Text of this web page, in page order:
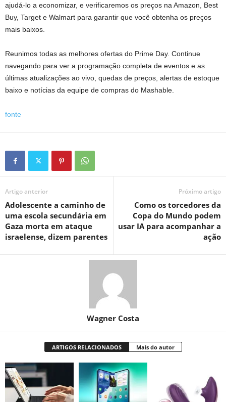
ajudá-lo a economizar, e verificaremos os preços na Amazon, Best
Buy, Target e Walmart para garantir que você obtenha os preços
mais baixos.
Reunimos todas as melhores ofertas do Prime Day. Continue
navegando para ver a programação completa de eventos e as
últimas atualizações ao vivo, quedas de preços, alertas de estoque
baixo e notícias da equipe de compras do Mashable.
fonte
Artigo anterior
Adolescente a caminho de
uma escola secundária em
Gaza morta em ataque
israelense, dizem parentes
Próximo artigo
Como os torcedores da
Copa do Mundo podem
usar IA para acompanhar a
ação
Wagner Costa
ARTIGOS RELACIONADOS Mais do autor